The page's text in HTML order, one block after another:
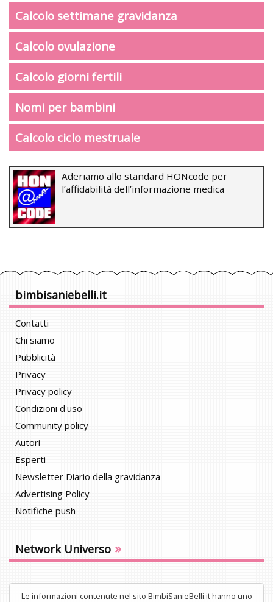
Calcolo settimane gravidanza
Calcolo ovulazione
Calcolo giorni fertili
Nomi per bambini
Calcolo ciclo mestruale
Aderiamo allo standard HONcode per
l’affidabilità dell’informazione medica
bimbisaniebelli.it
Contatti
Chi siamo
Pubblicità
Privacy
Privacy policy
Condizioni d'uso
Community policy
Autori
Esperti
Newsletter Diario della gravidanza
Advertising Policy
Notifiche push
Network Universo »
Le informazioni contenute nel sito BimbiSanieBelli.it hanno uno